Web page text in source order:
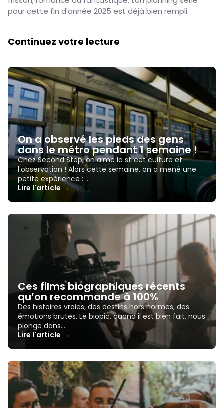
pour cette fin d'année 2025 est déjà bien rempli.
Continuez votre lecture
On a observé les pieds des gens
dans le métro pendant 1 semaine !
Chez Second Step, on aime la street culture et
l’observation ! Alors cette semaine, on a mené une
petite expérience : …
Lire l'article →
Ces films biographiques récents
qu’on recommande à 100%
Des histoires vraies, des destins hors normes, des
émotions brutes. Le biopic, quand il est bien fait, nous
plonge dans…
Lire l'article →